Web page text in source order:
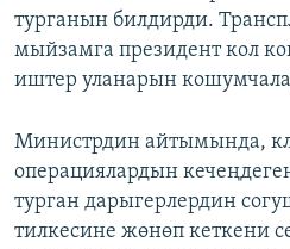
турганын билдирди.
мыйзамга президент кол
иштер уланарын
Министрдин айтымында,
операциялардын
турган дарыгерлердин
тилкесине жөнөп кеткени